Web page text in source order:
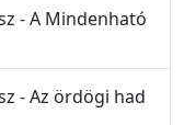
- A Mindenható
- Az ördögi had